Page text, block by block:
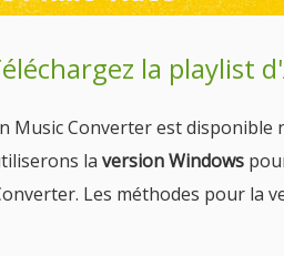
la playlist
Music Converter est
la version Windows
Les méthodes pour la